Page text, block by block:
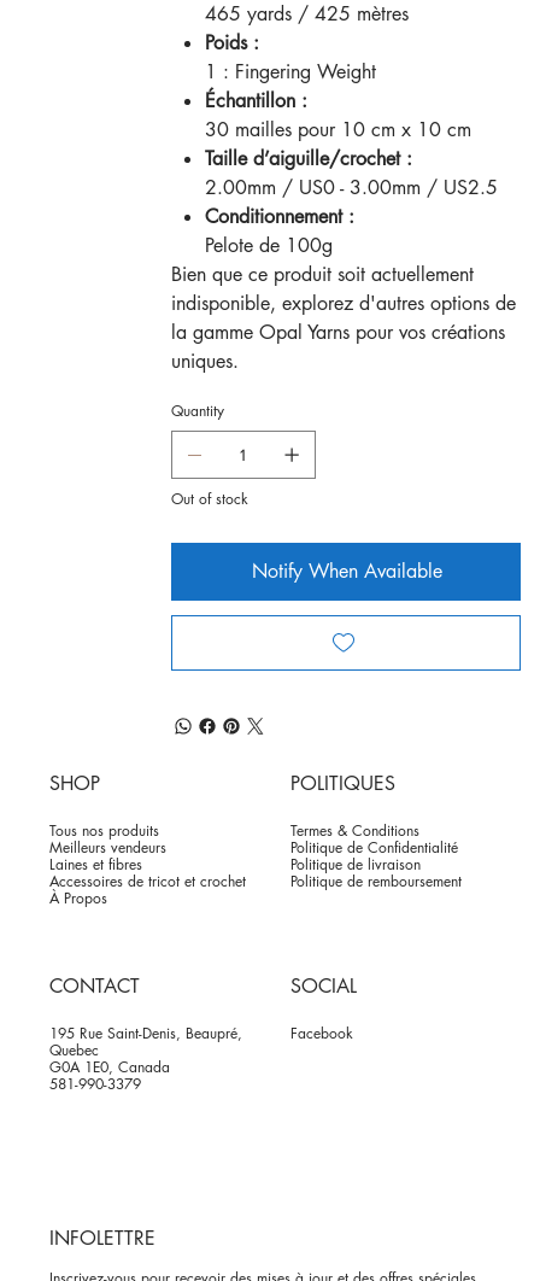
465 yards / 425 mètres
Poids :
1 : Fingering Weight
Échantillon :
30 mailles pour 10 cm x 10 cm
Taille d’aiguille/crochet :
2.00mm / US0 - 3.00mm / US2.5
Conditionnement :
Pelote de 100g
Bien que ce produit soit actuellement
indisponible, explorez d'autres options de
la gamme Opal Yarns pour vos créations
uniques.
Quantity
Out of stock
Notify When Available
SHOP
Tous nos produits
Meilleurs vendeurs
Laines et fibres
Accessoires de tricot et crochet
À Propos
POLITIQUES
Termes & Conditions
Politique de Confidentialité
Politique de livraison
Politique de remboursement
CONTACT
195 Rue Saint-Denis, Beaupré,
Quebec
G0A 1E0, Canada
581-990-3379
SOCIAL
Facebook
INFOLETTRE